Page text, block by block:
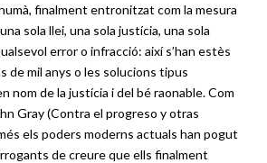
finalment entronitzat com la mesura
sola llei, una sola justícia, una sola
error o infracció: així s’han estès
de mil anys o les solucions tipus
nom de la justícia i del bé raonable. Com
Gray (Contra el progreso y otras
els poders moderns actuals han pogut
de creure que ells finalment